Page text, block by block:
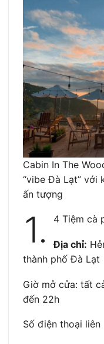
Cabin In The
“vibe Đà Lạt” với
ấn tượng
1. 4 Tiệm cà
Địa chỉ:
thành phố Đà Lạt
Giờ mở cửa: tất
đến 22h
Số điện thoại